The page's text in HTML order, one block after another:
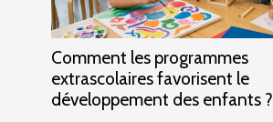
Comment les programmes
extrascolaires favorisent le
développement des enfants ?